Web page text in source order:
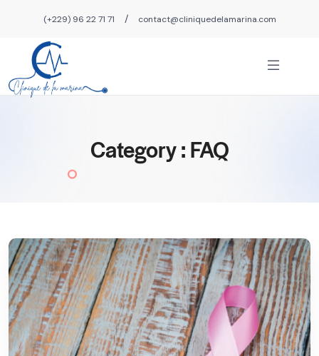
(+229) 96 22 71 71 / contact@cliniquedelamarina.com
Category : FAQ